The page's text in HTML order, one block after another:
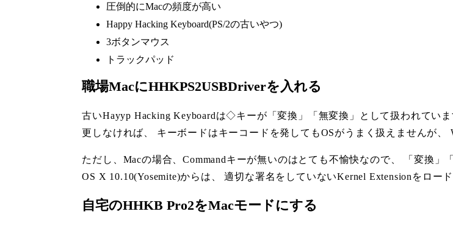
圧倒的にMacの頻度が高い
Happy Hacking Keyboard(PS/2の古いやつ)
3ボタンマウス
トラックパッド
職場MacにHHKPS2USBDriverを入れる
古いHayyp Hacking Keyboardは◇キーが「変換」「無変換」として扱われてい
更しなければ、 キーボードはキーコードを発してもOSがうまく扱えませんが、
ただし、Macの場合、Commandキーが無いのはとても不愉快なので、 「変換」
OS X 10.10(Yosemite)からは、 適切な署名をしていないKernel Extensionをロー
自宅のHHKB Pro2をMacモードにする